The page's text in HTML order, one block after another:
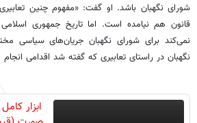
شورای نگهبان باشد. او گفت: «مفهوم چنین
قانون هم نیامده است. اما تاریخ جمهوری
نمی‌کند برای شورای نگهبان جریان‌های سیاسی
نگهبان در راستای تعابیری که گفته شد اقدامی
ابزار